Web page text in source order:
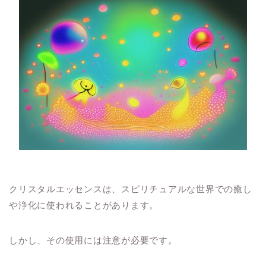
クリスタルエッセンスは、スピリチュアルな世界での癒し
や浄化に使われることがあります。
しかし、その使用には注意が必要です。